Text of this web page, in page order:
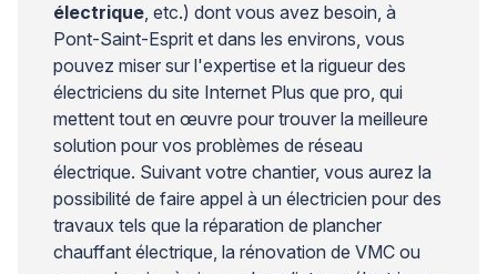
électrique, etc.) dont vous avez besoin, à
Pont-Saint-Esprit et dans les environs, vous
pouvez miser sur l'expertise et la rigueur des
électriciens du site Internet Plus que pro, qui
mettent tout en œuvre pour trouver la meilleure
solution pour vos problèmes de réseau
électrique. Suivant votre chantier, vous aurez la
possibilité de faire appel à un électricien pour des
travaux tels que la réparation de plancher
chauffant électrique, la rénovation de VMC ou